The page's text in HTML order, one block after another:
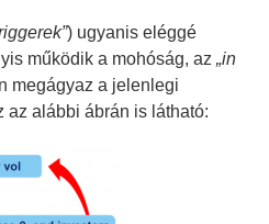
) ugyanis eléggé
működik a mohóság, az „in
megágyaz a jelenlegi
az alábbi ábrán is látható: